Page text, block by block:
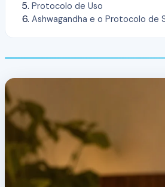
Protocolo de Uso
Ashwagandha e o Protocolo de